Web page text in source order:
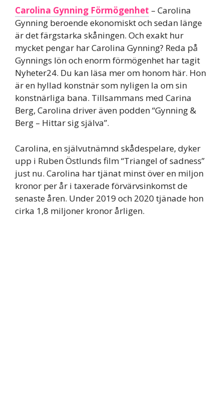
Carolina Gynning Förmögenhet – Carolina
Gynning beroende ekonomiskt och sedan länge
är det färgstarka skåningen. Och exakt hur
mycket pengar har Carolina Gynning? Reda på
Gynnings lön och enorm förmögenhet har tagit
Nyheter24. Du kan läsa mer om honom här. Hon
är en hyllad konstnär som nyligen la om sin
konstnärliga bana. Tillsammans med Carina
Berg, Carolina driver även podden “Gynning &
Berg – Hittar sig själva”.
Carolina, en självutnämnd skådespelare, dyker
upp i Ruben Östlunds film “Triangel of sadness”
just nu. Carolina har tjänat minst över en miljon
kronor per år i taxerade förvärvsinkomst de
senaste åren. Under 2019 och 2020 tjänade hon
cirka 1,8 miljoner kronor årligen.